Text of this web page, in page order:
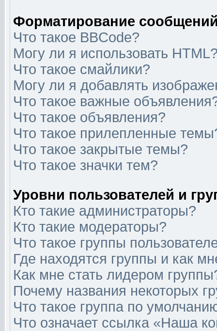
Форматирование
Что такое BBCode?
Могу ли я использовать
Что такое смайлики?
Могу ли я добавлять
Что такое важные
Что такое объявления?
Что такое прилепленные
Что такое закрытые темы?
Что такое значки тем?
Уровни пользователей и
Кто такие администраторы?
Кто такие модераторы?
Что такое группы
Где находятся группы и как
Как мне стать лидером
Почему названия некоторых
Что такое группа по
Что означает ссылка «Наша